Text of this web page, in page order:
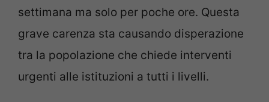
settimana ma solo per poche ore. Questa
grave carenza sta causando disperazione
tra la popolazione che chiede interventi
urgenti alle istituzioni a tutti i livelli.